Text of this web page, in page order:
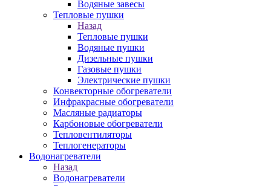
Водяные завесы
Тепловые пушки
Назад
Тепловые пушки
Водяные пушки
Дизельные пушки
Газовые пушки
Электрические пушки
Конвекторные обогреватели
Инфракрасные обогреватели
Масляные радиаторы
Карбоновые обогреватели
Тепловентиляторы
Теплогенераторы
Водонагреватели
Назад
Водонагреватели